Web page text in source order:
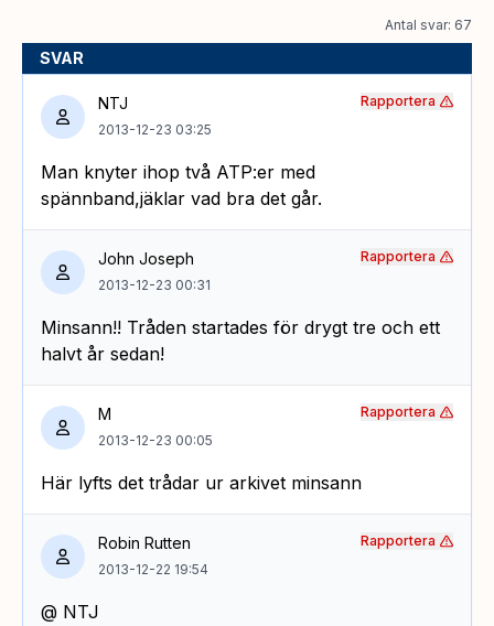
Antal svar: 67
SVAR
NTJ
2013-12-23 03:25
Man knyter ihop två ATP:er med
spännband,jäklar vad bra det går.
Rapportera
John Joseph
2013-12-23 00:31
Minsann!! Tråden startades för drygt tre och ett
halvt år sedan!
Rapportera
M
2013-12-23 00:05
Här lyfts det trådar ur arkivet minsann
Rapportera
Robin Rutten
2013-12-22 19:54
@ NTJ
Rapportera